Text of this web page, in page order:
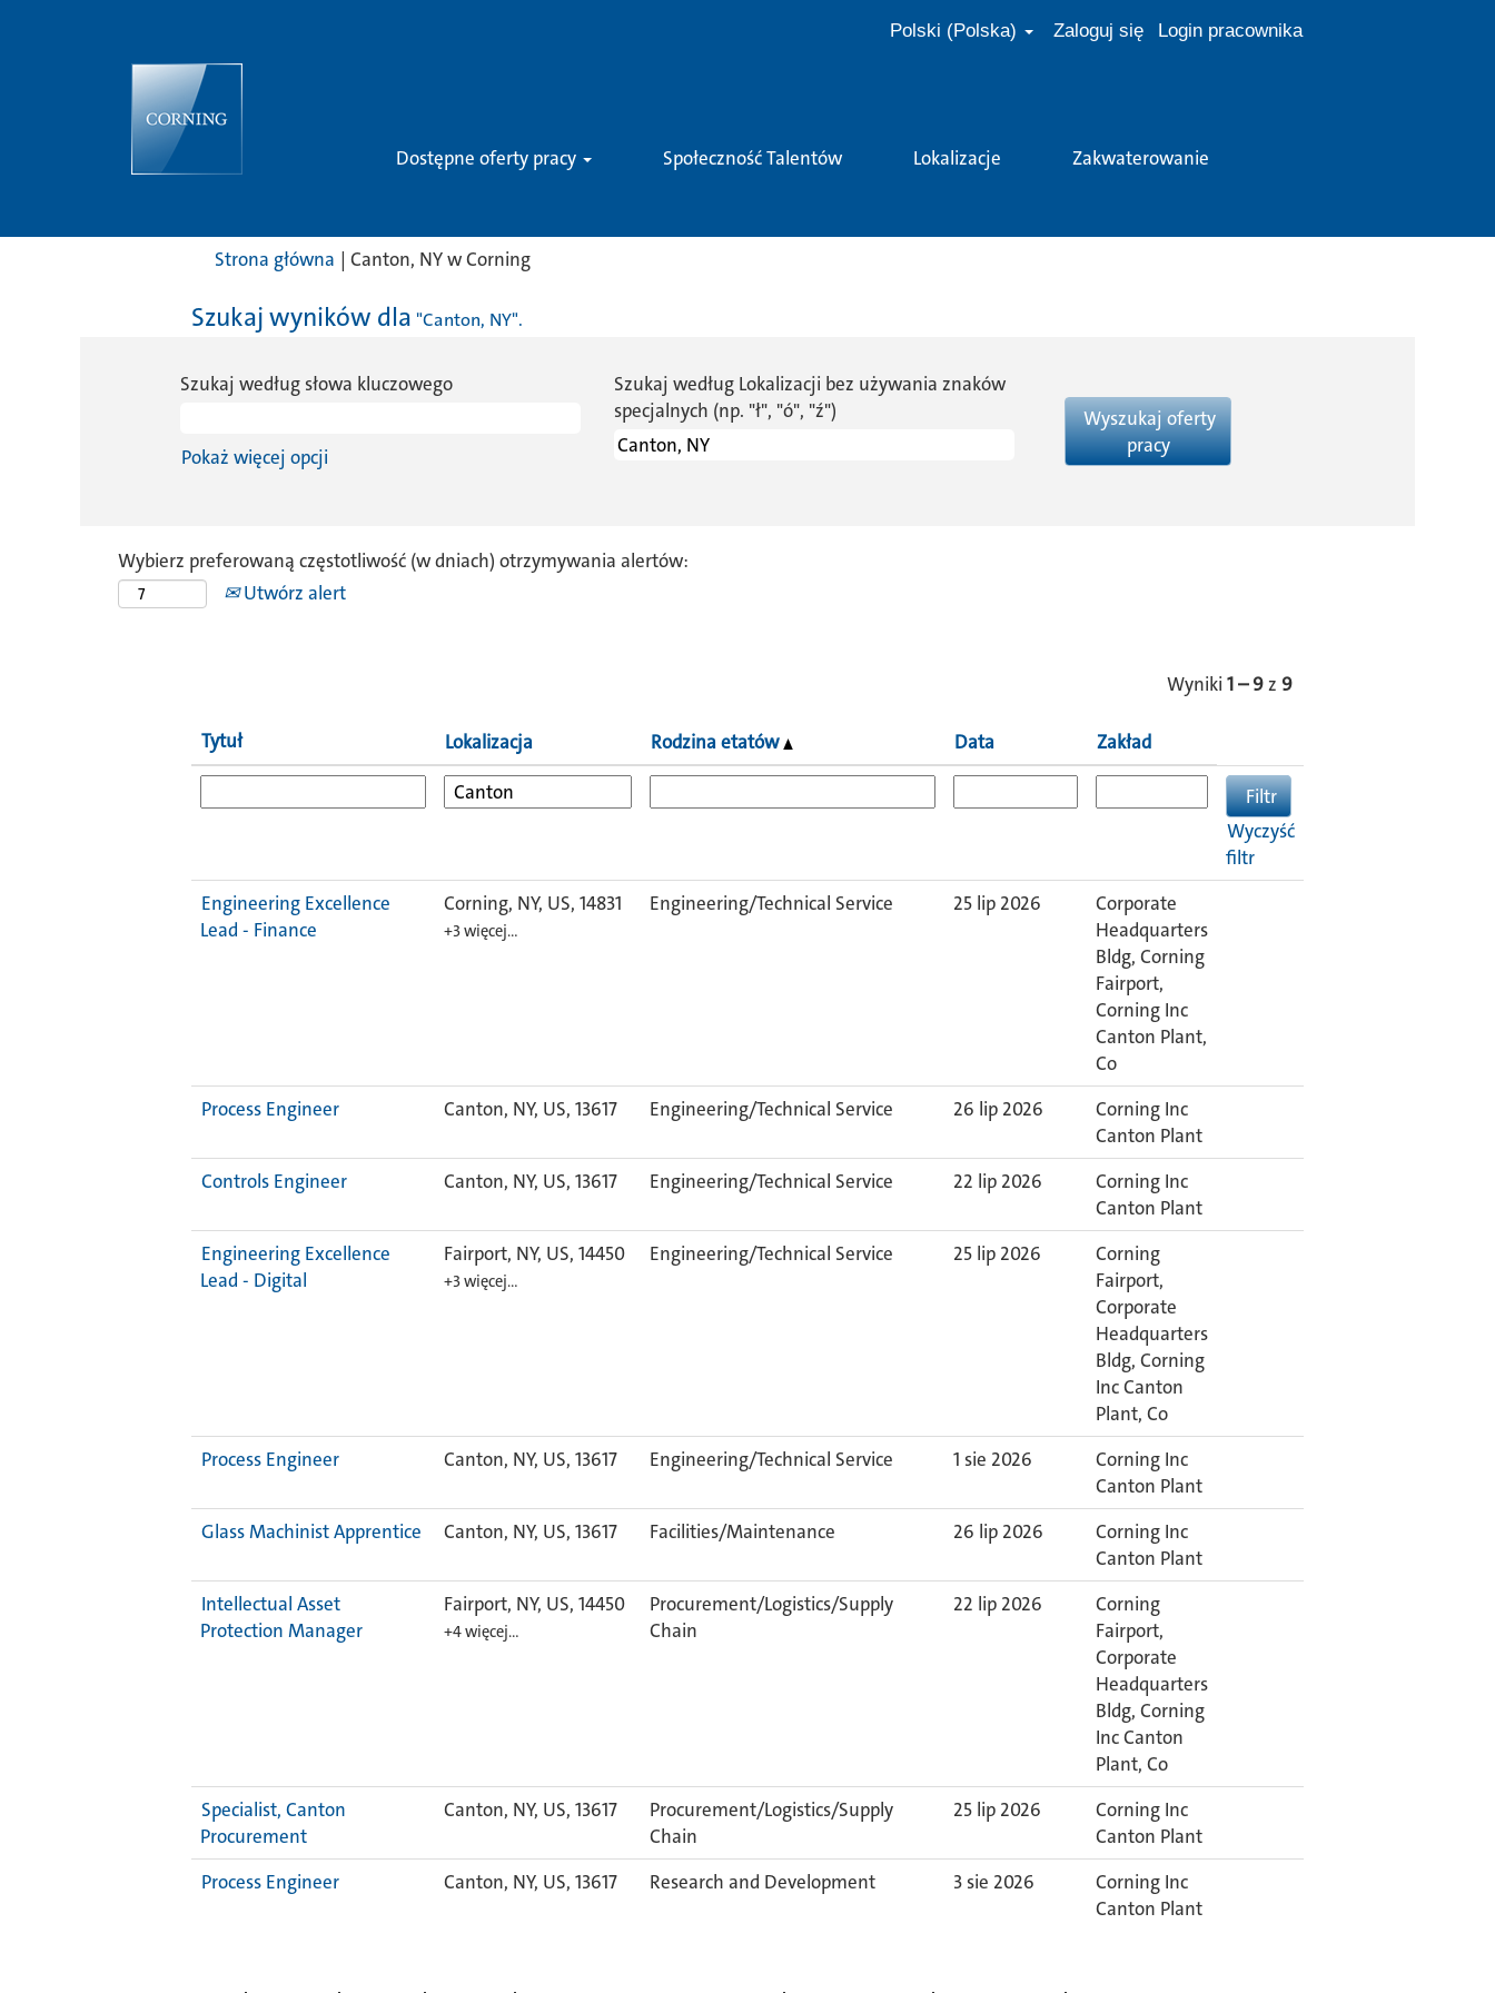
Polski (Polska) Zaloguj się Login pracownika
Dostępne oferty pracy Społeczność Talentów Lokalizacje Zakwaterowanie
Strona główna | Canton, NY w Corning(bieżąca
Szukaj wyników dla "Canton, NY".
Szukaj według słowa kluczowego
Szukaj według Lokalizacji bez używania znaków
specjalnych (np. "ł", "ó", "ź")
Pokaż więcej opcji
Wybierz preferowaną częstotliwość (w dniach) otrzymywania alertów:
Utwórz alert
Wyniki 1 – 9z 9
Tytuł Lokalizacja Rodzina etatów Data Zakład
Wyczyść
filtr
Engineering Excellence
Lead - Finance
Corning, NY, US, 14831
+3 więcej…
Engineering/Technical Service 25 lip 2026
Corporate
Headquarters
Bldg, Corning
Fairport,
Corning Inc
Canton Plant,
Co
Process Engineer
Canton, NY, US, 13617 Engineering/Technical Service 26 lip 2026
Corning Inc
Canton Plant
Controls Engineer
Canton, NY, US, 13617 Engineering/Technical Service 22 lip 2026
Corning Inc
Canton Plant
Engineering Excellence
Lead - Digital
Fairport, NY, US, 14450
+3 więcej…
Engineering/Technical Service 25 lip 2026
Corning
Fairport,
Corporate
Headquarters
Bldg, Corning
Inc Canton
Plant, Co
Process Engineer
Canton, NY, US, 13617 Engineering/Technical Service 1 sie 2026
Corning Inc
Canton Plant
Glass Machinist Apprentice
Canton, NY, US, 13617 Facilities/Maintenance 26 lip 2026
Corning Inc
Canton Plant
Intellectual Asset
Protection Manager
Fairport, NY, US, 14450
+4 więcej…
Procurement/Logistics/Supply
Chain
22 lip 2026
Corning
Fairport,
Corporate
Headquarters
Bldg, Corning
Inc Canton
Plant, Co
Specialist, Canton
Procurement
Canton, NY, US, 13617
Procurement/Logistics/Supply
Chain
25 lip 2026
Corning Inc
Canton Plant
Process Engineer
Canton, NY, US, 13617 Research and Development 3 sie 2026
Corning Inc
Canton Plant